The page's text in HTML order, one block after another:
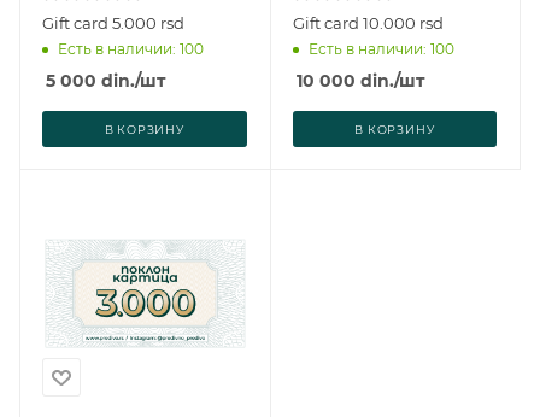
Gift card 5.000 rsd
Есть в наличии: 100
5 000 din./шт
В КОРЗИНУ
Gift card 10.000 rsd
Есть в наличии: 100
10 000 din./шт
В КОРЗИНУ